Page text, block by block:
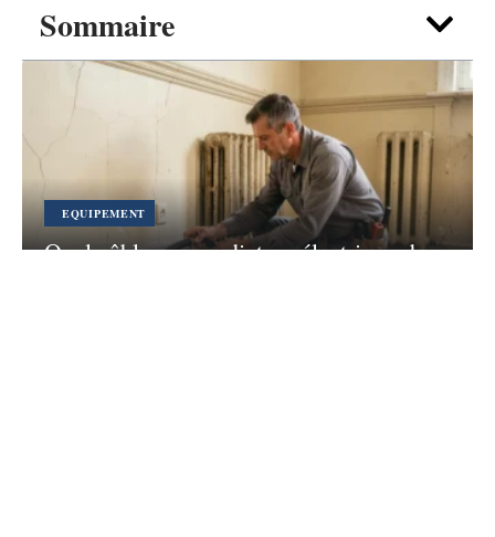
Sommaire
EQUIPEMENT
Quel câble pour radiateur électrique dans